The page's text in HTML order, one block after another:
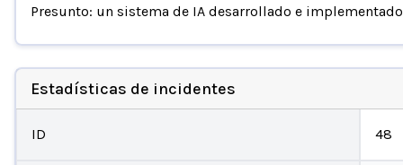
Presunto: un sistema de IA desarrollado e
Estadísticas de incidentes
ID 48